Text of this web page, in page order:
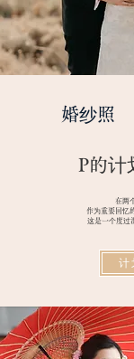
​婚纱照
​P的计
在两
作为重要回忆
这是一个度过
计